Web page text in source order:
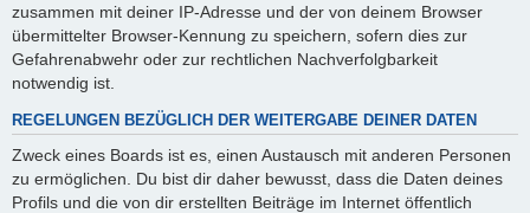
zusammen mit deiner IP-Adresse und der von deinem Browser
übermittelter Browser-Kennung zu speichern, sofern dies zur
Gefahrenabwehr oder zur rechtlichen Nachverfolgbarkeit
notwendig ist.
REGELUNGEN BEZÜGLICH DER WEITERGABE DEINER DATEN
Zweck eines Boards ist es, einen Austausch mit anderen Personen
zu ermöglichen. Du bist dir daher bewusst, dass die Daten deines
Profils und die von dir erstellten Beiträge im Internet öffentlich